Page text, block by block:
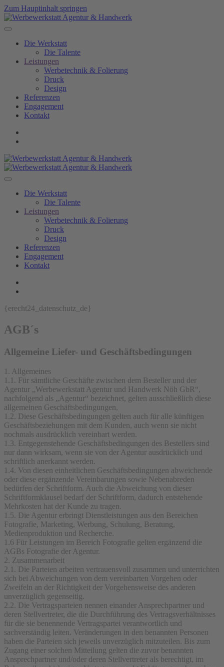
Zum Hauptinhalt springen
Die Werkstatt
Die Talente
Leistungen
Werbetechnik & Folierung
Druck
Design
Referenzen
Engagement
Kontakt
Die Werkstatt
Die Talente
Leistungen
Werbetechnik & Folierung
Druck
Design
Referenzen
Engagement
Kontakt
{erecht24_datenschutz_de}
AGB´s
Allgemeine Liefer- und Geschäftsbedingungen
1. Allgemeines
1.1. Für sämtliche Geschäfte zwischen dem Besteller und der
Agentur „Werbewerkstatt Agentur und Handwerk Nöh GbR“,
nachfolgend als „Agentur“ bezeichnet, gelten ausschließlich diese
allgemeinen Geschäftsbedingungen,
1.2. Diese Geschäftsbedingungen gelten auch für alle künftigen
Geschäftsbeziehungen mit dem Kunden, auch wenn sie nicht
nochmals ausdrücklich vereinbart werden.
1.3. Entgegenstehende Geschäftsbedingungen des Bestellers sind
nur dann wirksam, wenn sie von der Agentur ausdrücklich und
schriftlich anerkannt werden.
1.4. Von diesen einheitlichen Geschäftsbedingungen abweichende
oder diese ergänzende Vereinbarungen sowie Nebenabreden
bedürfen der Schriftform. Auch die Abweichung von dieser
Schriftformklausel bedarf der Schriftform, dadurch entstehende
Mehrkosten hat der Kunde zu tragen.
1.5. Die Agentur erbringt Dienstleistungen aus den Bereichen
Fotografie, Marketing, Werbung, Schulung, Beratung,
Medienproduktion und Recherche.
1.6 Für Leistungen im Bereich Fotografie gelten ergänzend die
AGBs Fotografie der Agentur.
2. Zusammenarbeit
2.1. Die Parteien arbeiten vertrauensvoll zusammen und unterrichten
sich bei Abweichungen von dem vereinbarten Vorgehen oder
Zweifeln an der Richtigkeit der Vorgehensweise des anderen
unverzüglich gegenseitig.
2.2. Die Vertragsparteien nennen einander Ansprechpartner und
deren Stellvertreter, die die Durchführung des Vertragsverhältnisses
für die sie benennende Vertragspartei verantwortlich und
sachverständig leiten. Veränderungen in den benannten Personen
haben die Parteien sich jeweils unverzüglich mitzuteilen. Bis zum
Zugang einer solchen Mitteilung gelten die zuvor benannten
Ansprechpartner und/oder deren Stellvertreter als berechtigt, im